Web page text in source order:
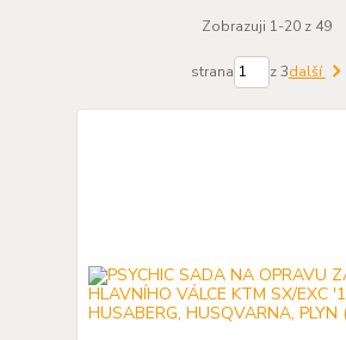
Zobrazuji 1-20 z 49
strana z 3další